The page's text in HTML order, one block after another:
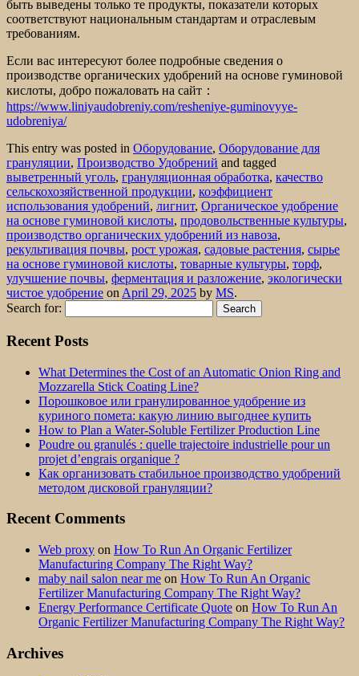
быть выведены только те продукты, показатели которых
соответствуют национальным стандартам и отраслевым
требованиям.
Если вас интересуют более подробные сведения о
производстве органических удобрений на основе гуминовой
кислоты, добро пожаловать на сайт：
https://www.liniyaudobreniy.com/resheniye-guminovyye-
udobreniya/
This entry was posted in Оборудование, Оборудование для
грануляции, Производство Удобрений and tagged
выветренный уголь, грануляционная обработка, качество
сельскохозяйственной продукции, коэффициент
использования удобрений, лигнит, Органическое удобрение
на основе гуминовой кислоты, продовольственные культуры,
производство органических удобрений из навоза,
рекультивация почвы, рост урожая, садовые растения, сырье
на основе гуминовой кислоты, товарные культуры, торф,
улучшение почвы, ферментация и разложение, экологически
чистое удобрение on April 29, 2025 by MS.
Search for:
Recent Posts
What Determines the Cost of an Automatic Onion Ring and
Mozzarella Stick Coating Line?
Порошковое или гранулированное удобрение из
куриного помета: какую линию выгоднее купить
How to Plan a Water-Soluble Fertilizer Production Line
Poudre ou granulés : quelle trajectoire industrielle pour un
projet d’engrais organique ?
Как организовать стабильное производство удобрений
методом дисковой грануляции?
Recent Comments
Web proxy on How To Run An Organic Fertilizer
Manufacturing Company The Right Way?
maby nail salon near me on How To Run An Organic
Fertilizer Manufacturing Company The Right Way?
Energy Performance Certificate Quote on How To Run An
Organic Fertilizer Manufacturing Company The Right Way?
Archives